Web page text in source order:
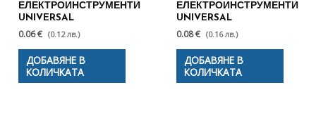
ЕЛЕКТРОИНСТРУМЕНТИ
UNIVERSAL
0.06 € (0.12 лв.)
ДОБАВЯНЕ В
КОЛИЧКАТА
ЕЛЕКТРОИНСТРУМЕНТИ
UNIVERSAL
0.08 € (0.16 лв.)
ДОБАВЯНЕ В
КОЛИЧКАТА